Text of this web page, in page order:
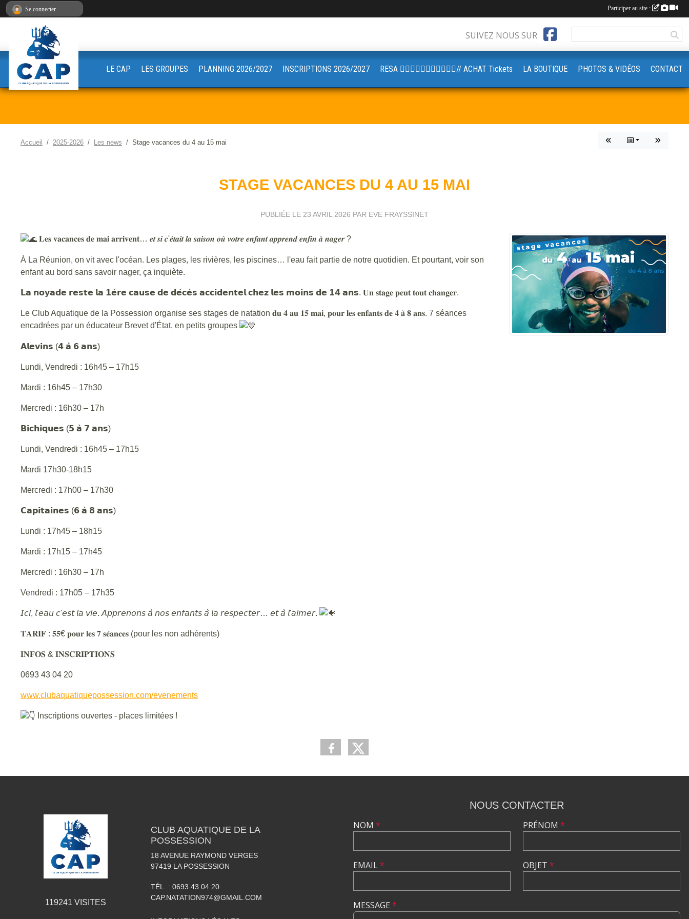
Accueil 2025-2026 Les news Stage vacances du 4 au 15 mai
STAGE VACANCES DU 4 AU 15 MAI
PUBLIÉE LE 23 AVRIL 2026 PAR EVE FRAYSSINET
𝐋𝐞𝐬 𝐯𝐚𝐜𝐚𝐧𝐜𝐞𝐬 𝐝𝐞 𝐦𝐚𝐢 𝐚𝐫𝐫𝐢𝐯𝐞𝐧𝐭… 𝒆𝒕 𝒔𝒊 𝒄'𝒆́𝒕𝒂𝒊𝒕 𝒍𝒂 𝒔𝒂𝒊𝒔𝒐𝒏 𝒐𝒖̀ 𝒗𝒐𝒕𝒓𝒆 𝒆𝒏𝒇𝒂𝒏𝒕 𝒂𝒑𝒑𝒓𝒆𝒏𝒅 𝒆𝒏𝒇𝒊𝒏 𝒂̀ 𝒏𝒂𝒈𝒆𝒓 ?
À La Réunion, on vit avec l'océan. Les plages, les rivières, les piscines… l'eau fait partie de notre quotidien. Et pourtant, voir son
enfant au bord sans savoir nager, ça inquiète.
𝗟𝗮 𝗻𝗼𝘆𝗮𝗱𝗲 𝗿𝗲𝘀𝘁𝗲 𝗹𝗮 𝟭𝗲̀𝗿𝗲 𝗰𝗮𝘂𝘀𝗲 𝗱𝗲 𝗱𝗲́𝗰𝗲̀𝘀 𝗮𝗰𝗰𝗶𝗱𝗲𝗻𝘁𝗲𝗹 𝗰𝗵𝗲𝘇 𝗹𝗲𝘀 𝗺𝗼𝗶𝗻𝘀 𝗱𝗲 𝟭𝟰 𝗮𝗻𝘀. 𝐔𝐧 𝐬𝐭𝐚𝐠𝐞 𝐩𝐞𝐮𝐭 𝐭𝐨𝐮𝐭 𝐜𝐡𝐚𝐧𝐠𝐞𝐫.
Le Club Aquatique de la Possession organise ses stages de natation 𝐝𝐮 𝟒 𝐚𝐮 𝟏𝟓 𝐦𝐚𝐢, 𝐩𝐨𝐮𝐫 𝐥𝐞𝐬 𝐞𝐧𝐟𝐚𝐧𝐭𝐬 𝐝𝐞 𝟒 𝐚̀ 𝟖 𝐚𝐧𝐬. 7 séances
encadrées par un éducateur Brevet d'État, en petits groupes
𝗔𝗹𝗲𝘃𝗶𝗻𝘀 (𝟰 𝗮̀ 𝟲 𝗮𝗻𝘀)
Lundi, Vendredi : 16h45 – 17h15
Mardi : 16h45 – 17h30
Mercredi : 16h30 – 17h
𝗕𝗶𝗰𝗵𝗶𝗾𝘂𝗲𝘀 (𝟱 𝗮̀ 𝟳 𝗮𝗻𝘀)
Lundi, Vendredi : 16h45 – 17h15
Mardi 17h30-18h15
Mercredi : 17h00 – 17h30
𝗖𝗮𝗽𝗶𝘁𝗮𝗶𝗻𝗲𝘀 (𝟲 𝗮̀ 𝟴 𝗮𝗻𝘀)
Lundi : 17h45 – 18h15
Mardi : 17h15 – 17h45
Mercredi : 16h30 – 17h
Vendredi : 17h05 – 17h35
𝘐𝘤𝘪, 𝘭'𝘦𝘢𝘶 𝘤'𝘦𝘴𝘵 𝘭𝘢 𝘷𝘪𝘦. 𝘈𝘱𝘱𝘳𝘦𝘯𝘰𝘯𝘴 𝘢̀ 𝘯𝘰𝘴 𝘦𝘯𝘧𝘢𝘯𝘵𝘴 𝘢̀ 𝘭𝘢 𝘳𝘦𝘴𝘱𝘦𝘤𝘵𝘦𝘳… 𝘦𝘵 𝘢̀ 𝘭'𝘢𝘪𝘮𝘦𝘳.
𝐓𝐀𝐑𝐈𝐅 : 𝟓𝟓€ 𝐩𝐨𝐮𝐫 𝐥𝐞𝐬 𝟕 𝐬𝐞́𝐚𝐧𝐜𝐞𝐬 (pour les non adhérents)
𝐈𝐍𝐅𝐎𝐒 & 𝐈𝐍𝐒𝐂𝐑𝐈𝐏𝐓𝐈𝐎𝐍𝐒
0693 43 04 20
www.clubaquatiquepossession.com/evenements
Inscriptions ouvertes - places limitées !
SUIVEZ NOUS SUR
LE CAP LES GROUPES PLANNING 2026/2027 INSCRIPTIONS 2026/2027 RESA 🏋🏼🤸🏻‍♂️🚴🏼‍♀️🧘🏼‍♀️// ACHAT Tickets LA BOUTIQUE PHOTOS & VIDÉOS CONTACT
119241 VISITES
CLUB AQUATIQUE DE LA
POSSESSION
18 AVENUE RAYMOND VERGES
97419 LA POSSESSION
TÉL. : 0693 43 04 20
CAP.NATATION974@GMAIL.COM
NOUS CONTACTER
NOM *
EMAIL*
PRÉNOM *
OBJET *
MESSAGE *
Se connecter Participer au site :
Panneau de gestion des cookies